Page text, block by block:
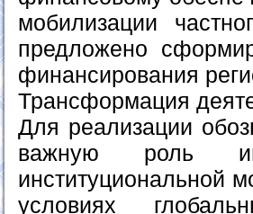
мобилизации
предложено
финансирования
Трансформация
Для реализации
важную роль
институциональной
условиях